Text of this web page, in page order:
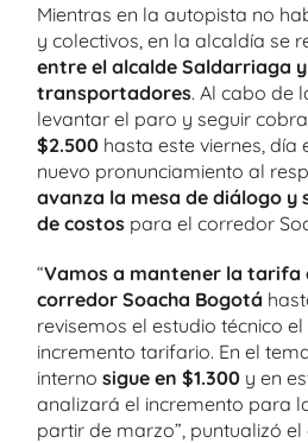
Mientras en la autopista no
y colectivos, en la alcaldía se
entre el alcalde Saldarriaga
transportadores. Al cabo de
levantar el paro y seguir
$2.500 hasta este viernes, día
nuevo pronunciamiento al
avanza la mesa de diálogo y
de costos para el corredor
“Vamos a mantener la tarifa
corredor Soacha Bogotá
revisemos el estudio técnico
incremento tarifario. En el
interno sigue en $1.300 y en
analizará el incremento para
partir de marzo”, puntualizó el